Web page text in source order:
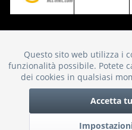
Funktionale
Marketing
Questo sito web utilizza i
funzionalità possibile. Potete
dei cookies in qualsiasi
Accetta